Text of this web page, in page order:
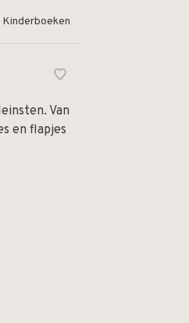
Kinderboeken
Van
en flapjes